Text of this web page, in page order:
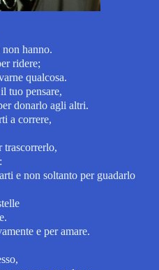
hanno.
ridere;
qualcosa.
tuo pensare,
donarlo agli altri.
a correre,
trascorrerlo,
e non soltanto per guadarlo
e per amare.